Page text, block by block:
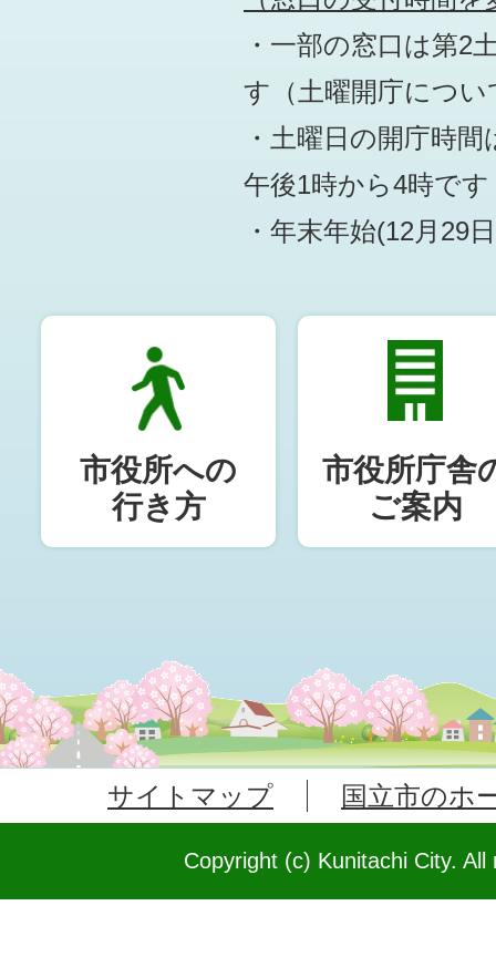
・一部の窓口は第2
す （土曜開庁につ
・土曜日の開庁時
午後1時から4時です
・年末年始(12月29
市役所への
行き方
市役所庁舎
ご案内
サイトマップ 国立市のホ
Copyright (c) Kunitachi City.